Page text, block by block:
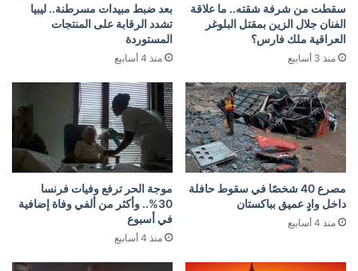
سقطت من شرفة شقته.. ما علاقة
الفنان جلال الزين بمقتل البلوغر
العراقية ملك فارس؟
منذ 3 أسابيع
بعد ضبط مبيدات مسرطنة.. ليبيا
تشدد الرقابة على المنتجات
المستوردة
منذ 4 أسابيع
مصرع 40 شخصًا في سقوط حافلة
داخل وادٍ عميق بباكستان
منذ 4 أسابيع
موجة الحر ترفع وفيات فرنسا
30%.. وأكثر من ألفي وفاة إضافية
في أسبوع
منذ 4 أسابيع